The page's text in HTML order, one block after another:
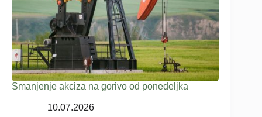
Smanjenje akciza na gorivo od ponedeljka
10.07.2026